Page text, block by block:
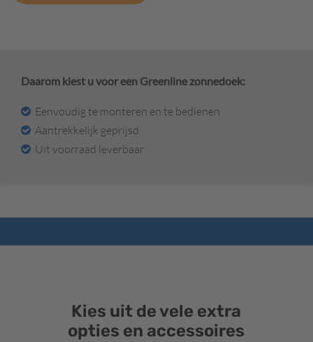
Daarom kiest u voor een Greenline zonnedoek:
Eenvoudig te monteren en te bedienen
Aantrekkelijk geprijsd
Uit voorraad leverbaar
Kies uit de vele extra
opties en accessoires